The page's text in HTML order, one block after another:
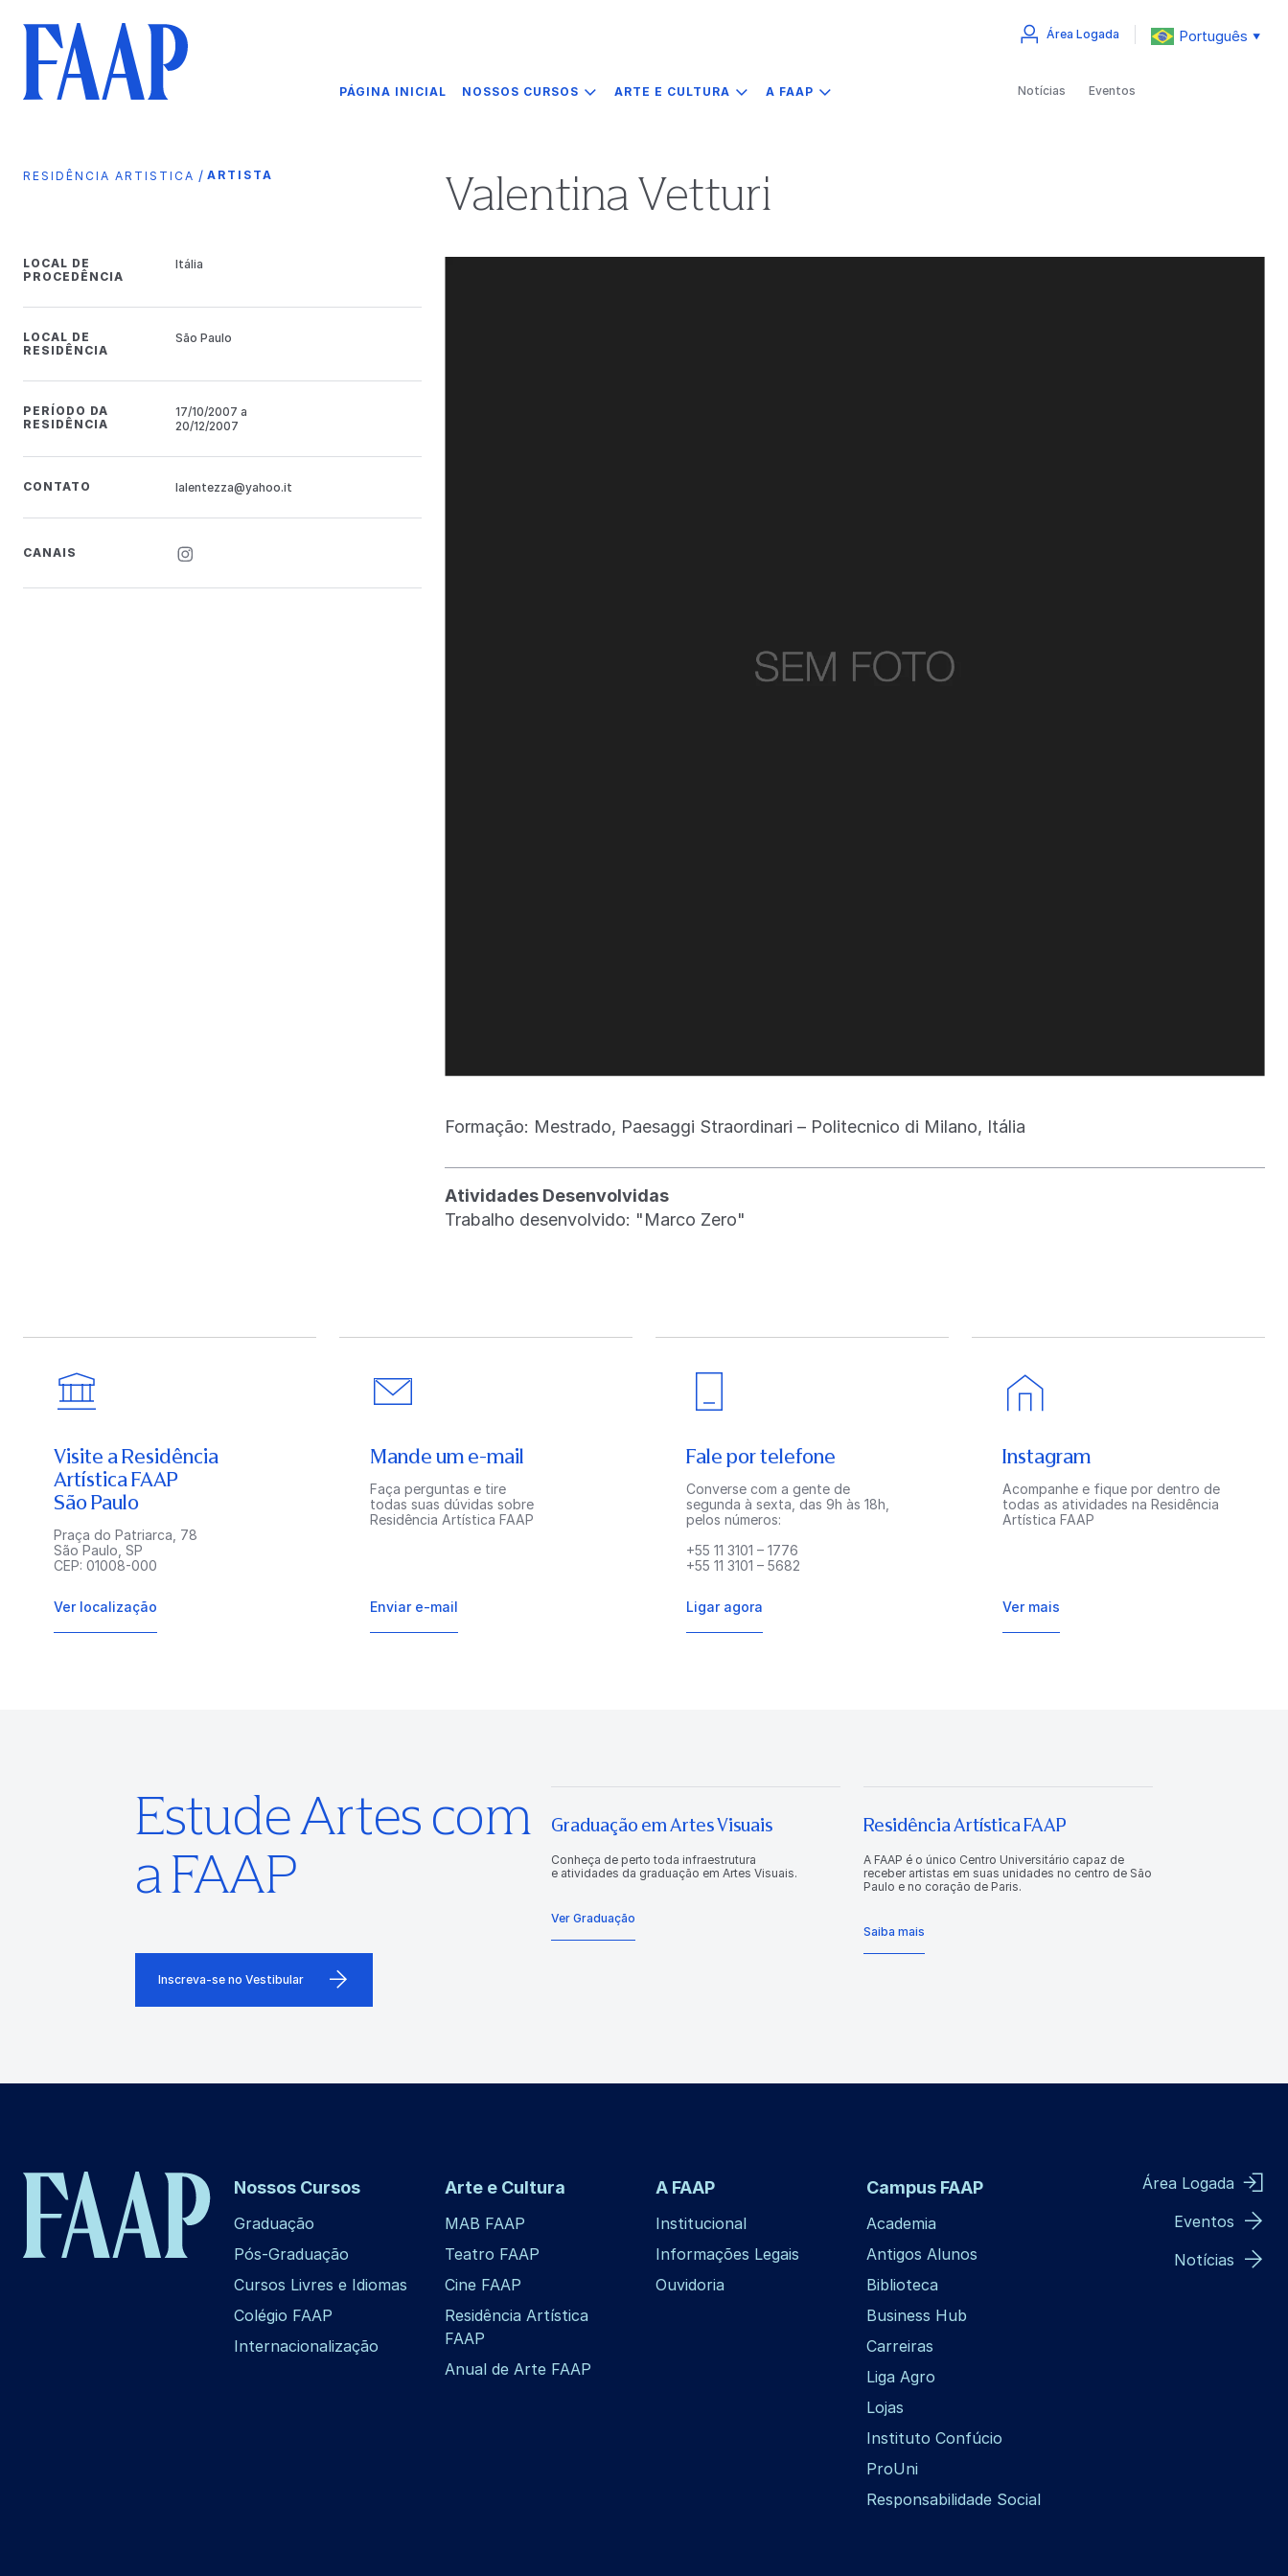
PÁGINA INICIAL NOSSOS CURSOS ARTE E CULTURA A FAAP
Área Logada Português ▼
Notícias Eventos
RESIDÊNCIA ARTISTICA / ARTISTA Valentina Vetturi
LOCAL DE
PROCEDÊNCIA
Itália
LOCAL DE
RESIDÊNCIA
São Paulo
PERÍODO DA
RESIDÊNCIA
17/10/2007 a
20/12/2007
CONTATO lalentezza@yahoo.it
CANAIS
Formação: Mestrado, Paesaggi Straordinari – Politecnico di Milano, Itália
Atividades Desenvolvidas
Trabalho desenvolvido: "Marco Zero"
Visite a Residência
Artística FAAP
São Paulo
Praça do Patriarca, 78
São Paulo, SP
CEP: 01008-000
Ver localização
Mande um e-mail
Faça perguntas e tire
todas suas dúvidas sobre
Residência Artística FAAP
Enviar e-mail
Fale por telefone
Converse com a gente de
segunda à sexta, das 9h às 18h,
pelos números:
+55 11 3101 – 1776
+55 11 3101 – 5682
Ligar agora
Instagram
Acompanhe e fique por dentro de
todas as atividades na Residência
Artística FAAP
Ver mais
Estude Artes com
a FAAP
Inscreva-se no Vestibular
Graduação em Artes Visuais
Conheça de perto toda infraestrutura
e atividades da graduação em Artes Visuais.
Ver Graduação
Residência Artística FAAP
A FAAP é o único Centro Universitário capaz de
receber artistas em suas unidades no centro de São
Paulo e no coração de Paris.
Saiba mais
Nossos Cursos
Graduação
Pós-Graduação
Cursos Livres e Idiomas
Colégio FAAP
Internacionalização
Arte e Cultura
MAB FAAP
Teatro FAAP
Cine FAAP
Residência Artística
FAAP
Anual de Arte FAAP
A FAAP
Institucional
Informações Legais
Ouvidoria
Campus FAAP
Academia
Antigos Alunos
Biblioteca
Business Hub
Carreiras
Liga Agro
Lojas
Instituto Confúcio
ProUni
Responsabilidade Social
Área Logada
Eventos
Notícias